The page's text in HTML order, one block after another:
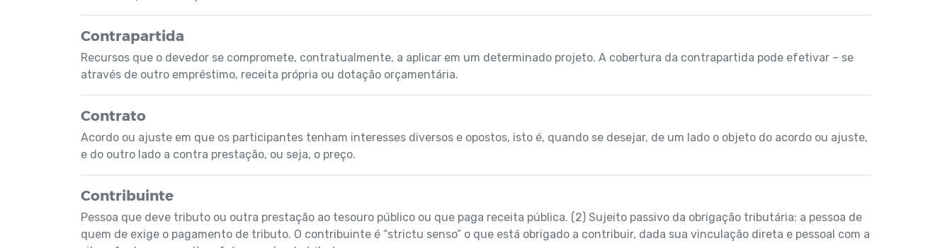
Contrapartida
Recursos que o devedor se compromete, contratualmente, a aplicar em um determinado projeto. A cobertura da contrapartida pode efetivar – se
através de outro empréstimo, receita própria ou dotação orçamentária.
Contrato
Acordo ou ajuste em que os participantes tenham interesses diversos e opostos, isto é, quando se desejar, de um lado o objeto do acordo ou ajuste,
e do outro lado a contra prestação, ou seja, o preço.
Contribuinte
Pessoa que deve tributo ou outra prestação ao tesouro público ou que paga receita pública. (2) Sujeito passivo da obrigação tributária: a pessoa de
quem de exige o pagamento de tributo. O contribuinte é “strictu senso” o que está obrigado a contribuir, dada sua vinculação direta e pessoal com a